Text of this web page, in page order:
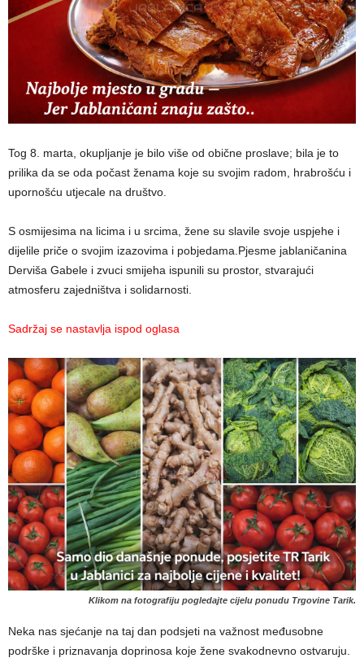
Tog 8. marta, okupljanje je bilo više od obične proslave; bila je to
prilika da se oda počast ženama koje su svojim radom, hrabrošću i
upornošću utjecale na društvo.
S osmijesima na licima i u srcima, žene su slavile svoje uspjehe i
dijelile priče o svojim izazovima i pobjedama.Pjesme jablaničanina
Derviša Gabele i zvuci smijeha ispunili su prostor, stvarajući
atmosferu zajedništva i solidarnosti.
Sadržaj se nastavlja ispod oglasa
Klikom na fotografiju pogledajte cijelu ponudu Trgovine Tarik.
Neka nas sjećanje na taj dan podsjeti na važnost međusobne
podrške i priznavanja doprinosa koje žene svakodnevno ostvaruju.